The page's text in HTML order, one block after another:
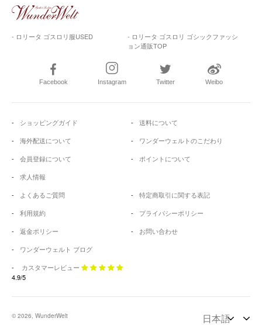
- ロリータ ゴスロリ服USED
- ロリータ ゴスロリ ゴシックファッシ
ョン通販TOP
Facebook Instagram Twitter Weibo
ショッピングガイド
送料について
海外配送について
ワンダーウェルトのこだわり
会員登録について
ポイントについて
求人情報
よくあるご質問
特定商取引に関する表記
利用規約
プライバシーポリシー
返金ポリシー
お問い合わせ
ワンダーウェルト ブログ
カスタマーレビュー
4.9/5
© 2026, WunderWelt